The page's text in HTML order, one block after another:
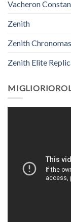
Vacheron
Zenith
Zenith
Zenith Elite